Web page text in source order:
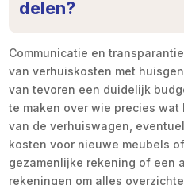
delen?
Communicatie en
van verhuiskosten met
van tevoren een duidelijk
te maken over wie precies
van de verhuiswagen,
kosten voor nieuwe meubels
gezamenlijke rekening of een
rekeningen om alles